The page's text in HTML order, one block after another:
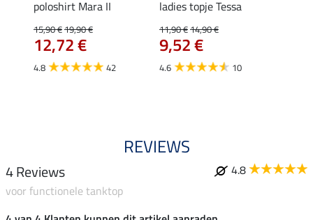
poloshirt Mara II
15,90 €19,90 €
12,72 €
4.8 42
ladies topje Tessa
11,90 €14,90 €
9,52 €
4.6 10
REVIEWS
4 Reviews
4.8
voor functionele tanktop